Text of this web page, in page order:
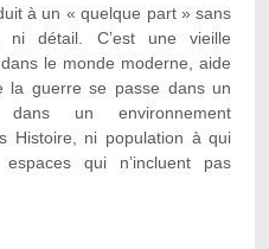
à un « quelque part » sans
ni détail. C’est une vieille
le monde moderne, aide
la guerre se passe dans un
un environnement
Histoire, ni population à qui
qui n’incluent pas